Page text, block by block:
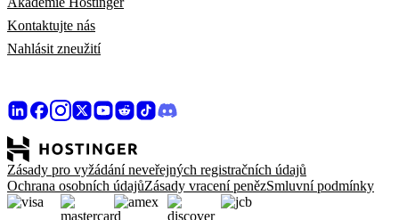
Kontaktujte nás
Nahlásit zneužití
Zásady pro vyžádání neveřejných registračních údajů
Ochrana osobních údajůZásady vracení penězSmluvní podmínky